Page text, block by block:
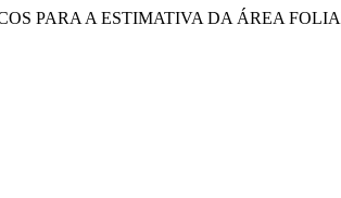
PARA A ESTIMATIVA DA ÁREA